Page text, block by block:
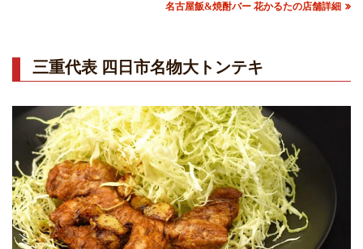
名古屋飯&焼酎バー 花かるたの店舗詳細
三重代表 四日市名物大トンテキ